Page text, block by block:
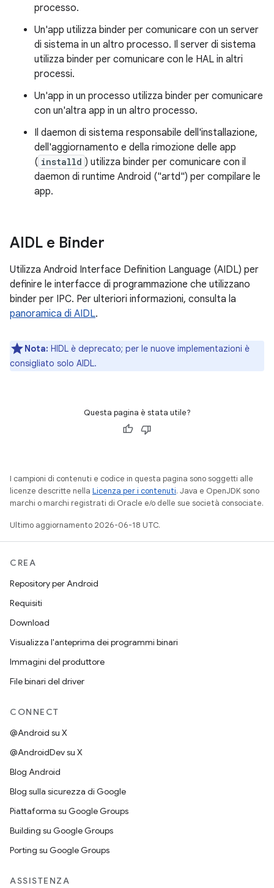
processo.
Un'app utilizza binder per comunicare con un server
di sistema in un altro processo. Il server di sistema
utilizza binder per comunicare con le HAL in altri
processi.
Un'app in un processo utilizza binder per comunicare
con un'altra app in un altro processo.
Il daemon di sistema responsabile dell'installazione,
dell'aggiornamento e della rimozione delle app
( installd ) utilizza binder per comunicare con il
daemon di runtime Android ("artd") per compilare le
app.
AIDL e Binder
Utilizza Android Interface Definition Language (AIDL) per
definire le interfacce di programmazione che utilizzano
binder per IPC. Per ulteriori informazioni, consulta la
panoramica di AIDL.
Nota: HIDL è deprecato; per le nuove implementazioni è
consigliato solo AIDL.
Questa pagina è stata utile?
I campioni di contenuti e codice in questa pagina sono soggetti alle
licenze descritte nella Licenza per i contenuti. Java e OpenJDK sono
marchi o marchi registrati di Oracle e/o delle sue società consociate.
Ultimo aggiornamento 2026-06-18 UTC.
CREA
Repository per Android
Requisiti
Download
Visualizza l'anteprima dei programmi binari
Immagini del produttore
File binari del driver
CONNECT
@Android su X
@AndroidDev su X
Blog Android
Blog sulla sicurezza di Google
Piattaforma su Google Groups
Building su Google Groups
Porting su Google Groups
ASSISTENZA